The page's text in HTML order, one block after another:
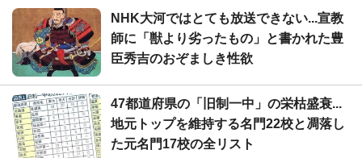
NHK大河ではとても放送できない...宣教
師に「獣より劣ったもの」と書かれた豊
臣秀吉のおぞましき性欲
47都道府県の「旧制一中」の栄枯盛衰...
地元トップを維持する名門22校と凋落し
た元名門17校の全リスト